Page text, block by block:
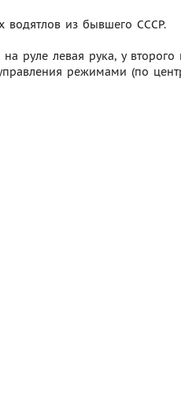
водятлов из бывшего СССР.
руле левая рука, у
режимами (по